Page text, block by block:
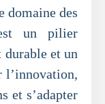
domaine des
est un pilier
durable et un
l’innovation,
et s’adapter